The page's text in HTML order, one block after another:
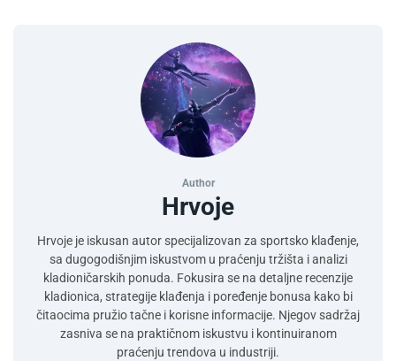
Author
Hrvoje
Hrvoje je iskusan autor specijalizovan za sportsko klađenje,
sa dugogodišnjim iskustvom u praćenju tržišta i analizi
kladioničarskih ponuda. Fokusira se na detaljne recenzije
kladionica, strategije klađenja i poređenje bonusa kako bi
čitaocima pružio tačne i korisne informacije. Njegov sadržaj
zasniva se na praktičnom iskustvu i kontinuiranom
praćenju trendova u industriji.